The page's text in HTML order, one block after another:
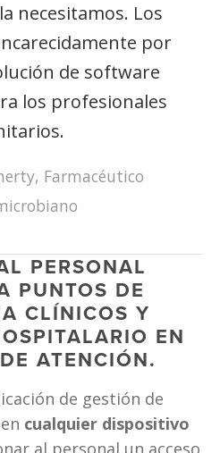
necesitamos. Los
por
de software
los profesionales
Farmacéutico
PERSONAL
PUNTOS DE
CLÍNICOS Y
EN
ATENCIÓN.
de gestión de
cualquier dispositivo
al personal un acceso